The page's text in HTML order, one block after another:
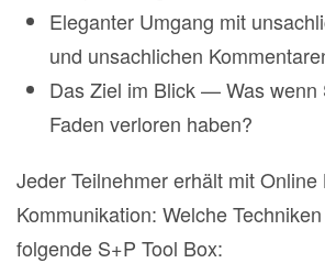
Eleganter Umgang mit
und unsachlichen
Das Ziel im Blick — Was wenn
Faden verloren haben?
Jeder Teilnehmer erhält mit Online
Kommunikation: Welche
folgende S+P Tool Box: